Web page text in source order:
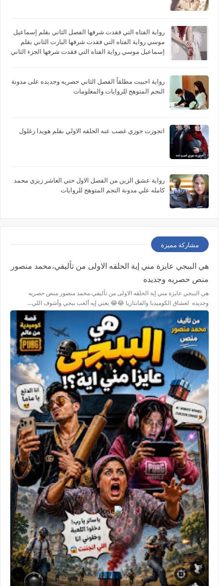
رواية الفتاه التي فقدت شرفها الفصل الثاني بقلم إسماعيل
موسي رواية الفتاه التي فقدت شرفها البارت الثاني بقلم
إسماعيل موسي رواية الفتاه التي فقدت شرفها الجزء الثاني
رواية احببت مطلقاً الفصل الثاني حصريه وجديده على مدونة
النجم المتوهج للروايات والمعلومات
اتجوزت جوزي غصب عنه الحلقه الاولي بقلم هويدا زغلول
رواية عشق الزين من الفصل الاول حتي العاشر زيزي محمد
كامله علي مدونة النجم المتوهج للروايات
مشاركة مميزة
هي الببجي عايزة مني إية الحلقه الاولى من تأليفي،محمد منصور
منص حصريه وجديده
هي الببجي عايزة مني إية الحلقه الاولى من تأليفي،محمد منصور منص حصريه
وجديده لعشاق الكوميديا والفانتازيا 😂😂 يعني إيه ألعب ببجي وأشوف اللي…